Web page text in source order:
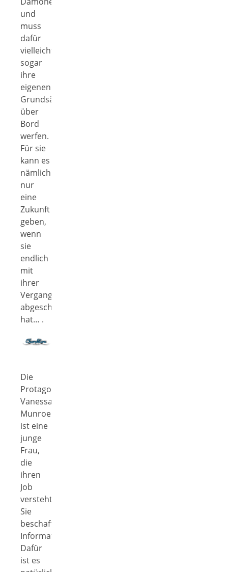
und
muss
dafür
vielleicht
sogar
ihre
eigenen
Grundsätze
über
Bord
werfen.
Für sie
kann es
nämlich
nur
eine
Zukunft
geben,
wenn
sie
endlich
mit
ihrer
Vergangenheit
abgeschlossen
hat… .
Die
Protagonistin
Vanessa
Munroe
ist eine
junge
Frau,
die
ihren
Job
versteht:
Sie
beschafft
Informationen.
Dafür
ist es